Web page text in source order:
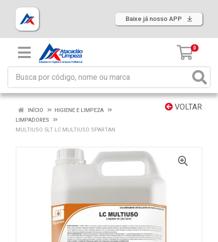
Baixe já nosso APP
0
VOLTAR
INÍCIO
HIGIENE E LIMPEZA
LIMPADORES
MULTIUSO 5LT LC MULTIUSO SPARTAN